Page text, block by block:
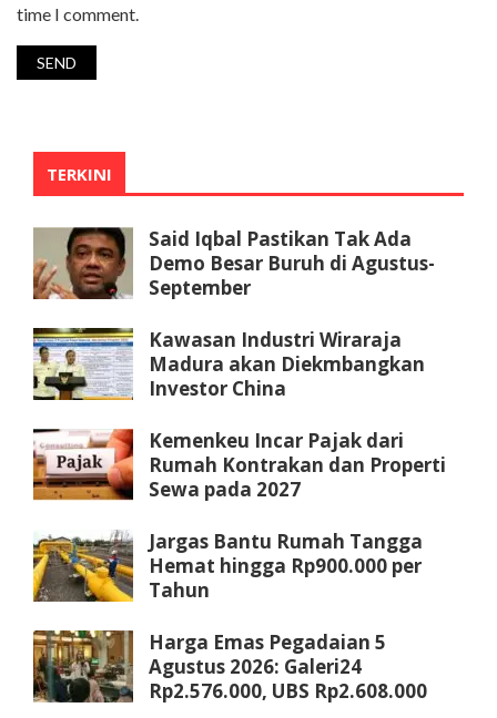
time I comment.
TERKINI
Said Iqbal Pastikan Tak Ada
Demo Besar Buruh di Agustus-
September
Kawasan Industri Wiraraja
Madura akan Diekmbangkan
Investor China
Kemenkeu Incar Pajak dari
Rumah Kontrakan dan Properti
Sewa pada 2027
Jargas Bantu Rumah Tangga
Hemat hingga Rp900.000 per
Tahun
Harga Emas Pegadaian 5
Agustus 2026: Galeri24
Rp2.576.000, UBS Rp2.608.000